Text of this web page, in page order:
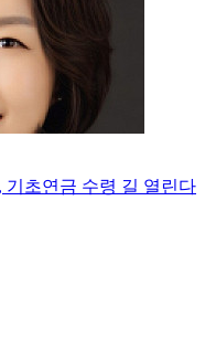
기초연금 수령 길 열린다